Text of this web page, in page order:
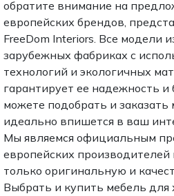
обратите внимание на
европейских брендов,
FreeDom Interiors. Все модели
зарубежных фабриках с
технологий и экологичных
гарантирует ее надежность и
можете подобрать и заказать
идеально впишется в ваш
Мы являемся официальным
европейских
только оригинальную и
Выбрать и купить мебель для